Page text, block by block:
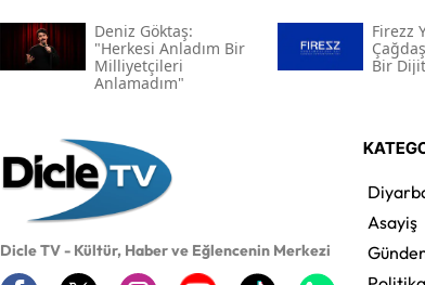
Deniz Göktaş:
"herkesi Anladım Bir
Milliyetçileri
Anlamadım"
Firezz
Bir
Dicle TV - Kültür, Haber ve Eğlencenin Merkezi
Asayiş